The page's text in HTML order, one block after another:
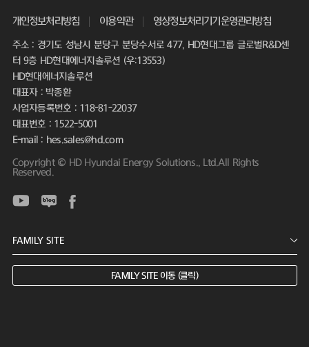
개인정보처리방침 이용약관 영상정보처리기기운영관리방침
주소 : 경기도 성남시 분당구 분당수서로 477, HD현대그룹 글로벌R&D센
터 9층 HD현대에너지솔루션 (우:13553)
HD현대에너지솔루션
대표자 : 박종환
사업자등록번호 : 118-81-22037
대표번호 : 1522-5001
E-mail : hes.sales@hd.com
Copyright © HD Hyundai Energy Solutions., Ltd.All Rights
Reserved.
FAMILY SITE 이동 (클릭)